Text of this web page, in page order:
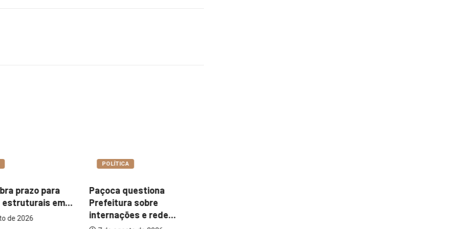
sobre
e rede...
COTIDIANO
Garimpo Day reúne
brechós, gastronomia e
atrações...